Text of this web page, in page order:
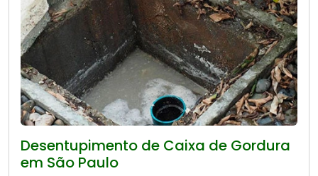
Desentupimento de Caixa de Gordura
em São Paulo